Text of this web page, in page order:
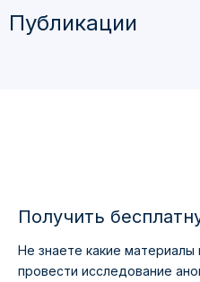
Публикации
Получить
Не знаете какие
провести исследование